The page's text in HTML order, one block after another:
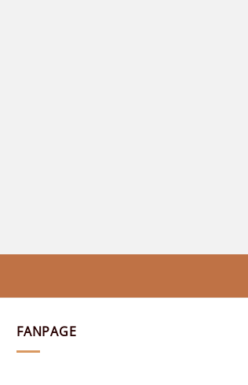
FANPAGE